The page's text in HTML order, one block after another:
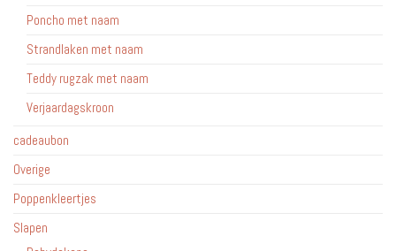
Poncho met naam
Strandlaken met naam
Teddy rugzak met naam
Verjaardagskroon
cadeaubon
Overige
Poppenkleertjes
Slapen